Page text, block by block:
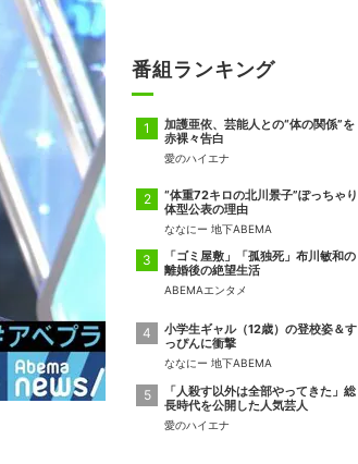
番組ランキング
加護亜依、芸能人との“体の関係”を
赤裸々告白
愛のハイエナ
“体重72キロの北川景子”ぽっちゃり
体型公表の理由
ななにー 地下ABEMA
「ゴミ屋敷」「孤独死」布川敏和の
離婚後の絶望生活
ABEMAエンタメ
小学生ギャル（12歳）の登校姿＆す
っぴんに衝撃
ななにー 地下ABEMA
「人殺す以外は全部やってきた」総
長時代を公開した人気芸人
愛のハイエナ